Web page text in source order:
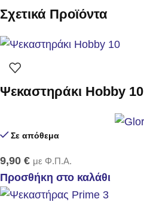
Σχετικά Προϊόντα
Ψεκαστηράκι Hobby 10
Σε απόθεμα
9,90 € με Φ.Π.Α.
Προσθήκη στο καλάθι